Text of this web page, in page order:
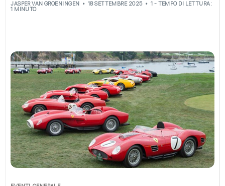
JASPER VAN GROENINGEN 18 SETTEMBRE 2025
1 - TEMPO DI LETTURA:
1 MINUTO